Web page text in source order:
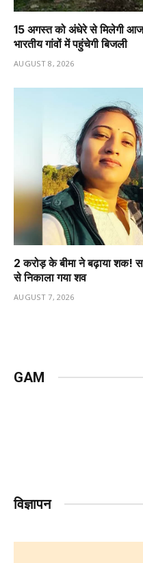
15 अगस्त को अंधेरे से मिलेगी
भारतीय गांवों में पहुंचेगी बिजली
AUGUST 8, 2026
2 करोड़ के बीमा ने बढ़ाया शक!
से निकाला गया शव
AUGUST 7, 2026
GAM
विज्ञापन